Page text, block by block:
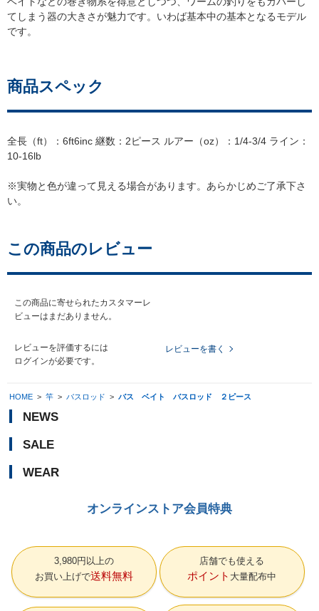
てしまう器の大きさが魅力です。いわば基本中の基本となるモデル
です。
商品スペック
全長（ft）：6ft6inc 継数：2ピース ルアー（oz）：1/4-3/4 ライン：
10-16lb
※実物と色が違って見える場合があります。あらかじめご了承下さ
い。
この商品のレビュー
この商品に寄せられたカスタマーレ
ビューはまだありません。
レビューを評価するには
ログインが必要です。
レビューを書く
HOME > 竿 > バスロッド > バス ベイト バスロッド ２ピース
NEWS
SALE
WEAR
オンラインストア会員特典
3,980円以上の
お買い上げで送料無料
店舗でも使える
ポイント 大量配布中